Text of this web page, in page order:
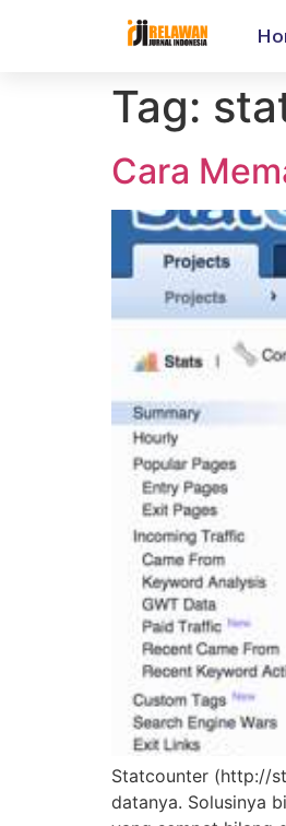
Tag:
Cara
Statcounter (http://
datanya. Solusinya